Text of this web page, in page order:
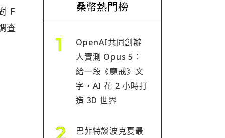
F
查
桑幣熱門榜
OpenAI共同創辦
人實測 Opus 5：
給一段《魔戒》文
字，AI 花 2 小時打
造 3D 世界
巴菲特談波克夏最